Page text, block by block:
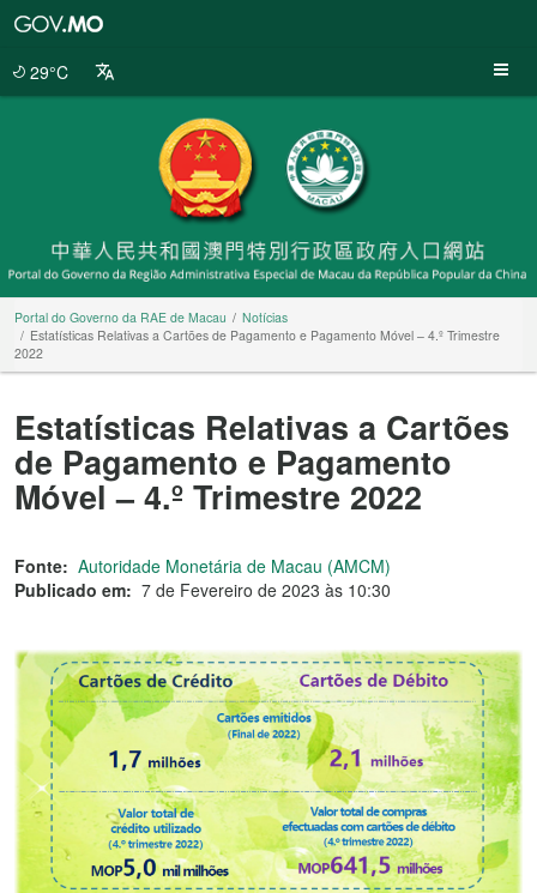
29°C
Portal do Governo da RAE de Macau
Notícias
Estatísticas Relativas a Cartões de Pagamento e Pagamento Móvel – 4.º Trimestre
2022
Estatísticas Relativas a Cartões
de Pagamento e Pagamento
Móvel – 4.º Trimestre 2022
Fonte: Autoridade Monetária de Macau (AMCM)
Publicado em: 7 de Fevereiro de 2023 às 10:30